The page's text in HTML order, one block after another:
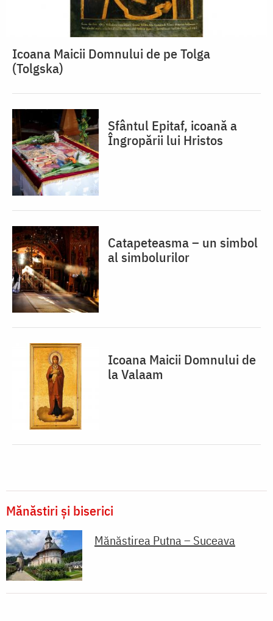
Icoana Maicii Domnului de pe Tolga
(Tolgska)
Sfântul Epitaf, icoană a
Îngropării lui Hristos
Catapeteasma – un simbol
al simbolurilor
Icoana Maicii Domnului de
la Valaam
Mănăstiri și biserici
Mănăstirea Putna – Suceava